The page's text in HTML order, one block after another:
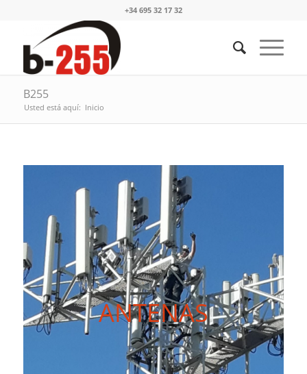
+34 695 32 17 32
B255
Usted está aquí: Inicio
ANTENAS